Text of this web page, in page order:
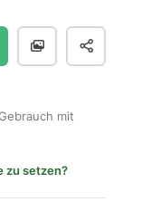
mit
zu setzen?